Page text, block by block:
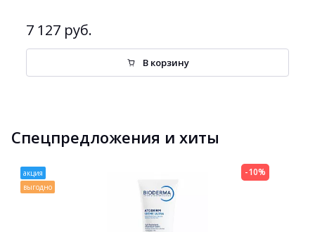
7 127 руб.
В корзину
Спецпредложения и хиты
акция
выгодно
-10%